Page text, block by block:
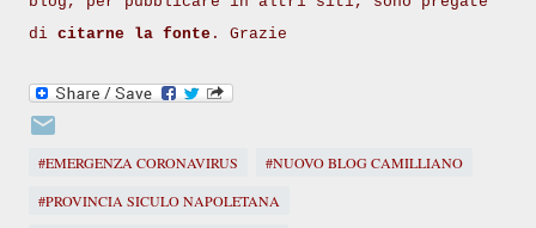
di citarne la fonte . Grazie
#EMERGENZA CORONAVIRUS
#NUOVO BLOG CAMILLIANO
#PROVINCIA SICULO NAPOLETANA